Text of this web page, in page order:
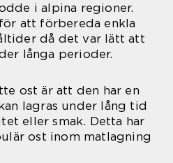
i alpina regioner.
att förbereda enkla
då det var lätt att
långa perioder.
ost är att den har en
lagras under lång tid
eller smak. Detta har
ost inom matlagning